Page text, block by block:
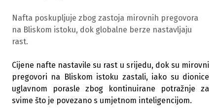
Nafta poskupljuje zbog zastoja mirovnih pregovora
na Bliskom istoku, dok globalne berze nastavljaju
rast.
Cijene nafte nastavile su rast u srijedu, dok su mirovni
pregovori na Bliskom istoku zastali, iako su dionice
uglavnom porasle zbog kontinuirane potražnje za
svime što je povezano s umjetnom inteligencijom.